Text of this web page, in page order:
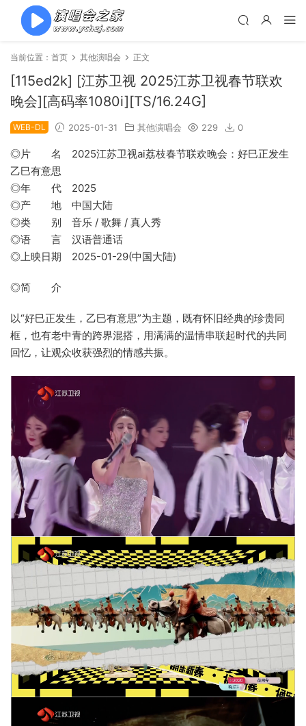
当前位置： 首页 其他演唱会 正文
[115ed2k] [江苏卫视 2025江苏卫视春节联欢
晚会][高码率1080i][TS/16.24G]
WEB-DL 2025-01-31 其他演唱会 229 0
◎片 名 2025江苏卫视ai荔枝春节联欢晚会：好巳正发生
乙巳有意思
◎年 代 2025
◎产 地 中国大陆
◎类 别 音乐 / 歌舞 / 真人秀
◎语 言 汉语普通话
◎上映日期 2025-01-29(中国大陆)
◎简 介
以“好巳正发生，乙巳有意思”为主题，既有怀旧经典的珍贵同
框，也有老中青的跨界混搭，用满满的温情串联起时代的共同
回忆，让观众收获强烈的情感共振。